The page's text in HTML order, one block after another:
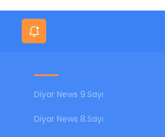
Diyar News 9.Sayı
Diyar News 8.Sayı